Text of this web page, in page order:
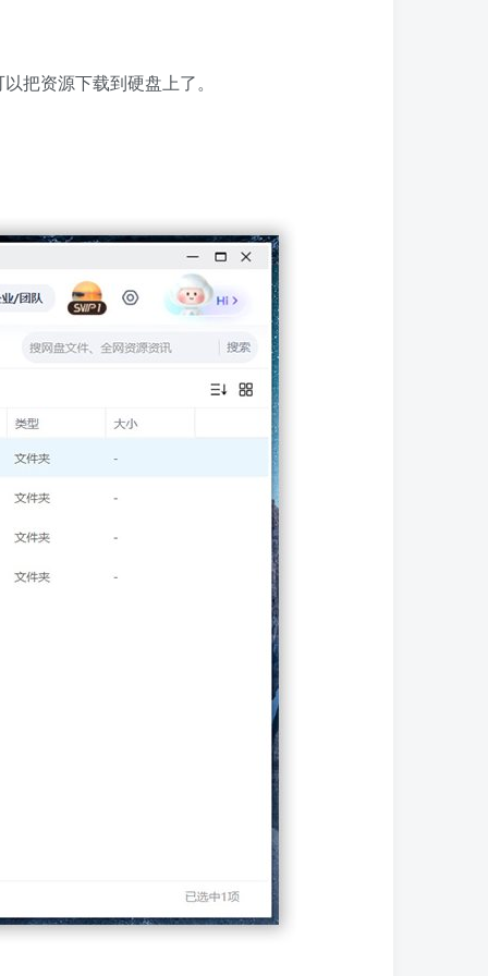
把资源下载到硬盘上了。